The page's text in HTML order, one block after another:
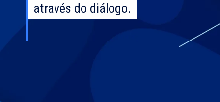
através do diálogo.
através do diálogo.